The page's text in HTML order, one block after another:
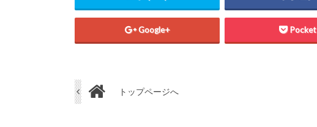
Google+ Pocket
トップページへ